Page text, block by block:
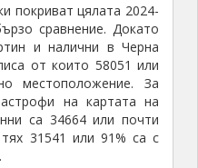
покриват цялата 2024-
сравнение. Докато
и налични в Черна
от които 58051 или
местоположение. За
на картата на
са 34664 или почти
31541 или 91% са с